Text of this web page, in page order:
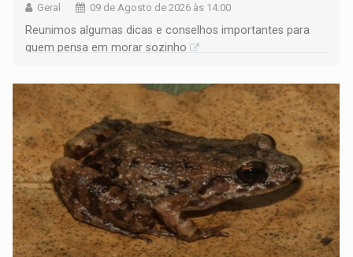
Geral 09 de Agosto de 2026 às 14:00
Reunimos algumas dicas e conselhos importantes para
quem pensa em morar sozinho